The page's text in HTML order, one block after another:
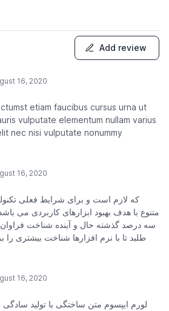
Add review
16, 2020
etiam faucibus cursus urna ut
vulputate elementum nullam varius
nec nisi vulputate nonummy
16, 2020
که لازم است و برای شرایط فعلی
متنوع با هدف بهبود ابزارهای کاربردی می
سه درصد گذشته حال و آینده شناخت
طلبد تا با نرم افزارها شناخت بیشتری را
16, 2020
لورم ایپسوم متن ساختگی با تولید